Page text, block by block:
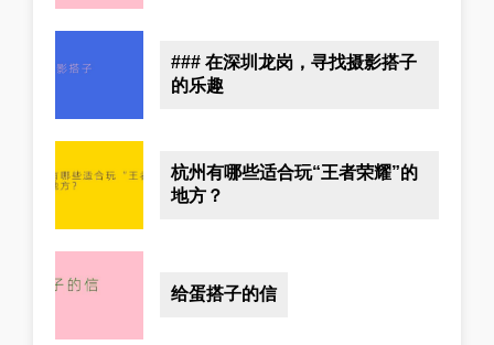
### 在深圳龙岗，寻找摄影搭子
的乐趣
杭州有哪些适合玩“王者荣耀”的
地方？
给蛋搭子的信